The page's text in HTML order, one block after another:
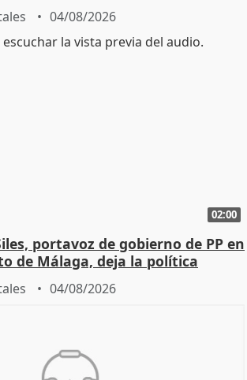
04/08/2026
02:00
portavoz de gobierno de PP en
de Málaga, deja la política
04/08/2026